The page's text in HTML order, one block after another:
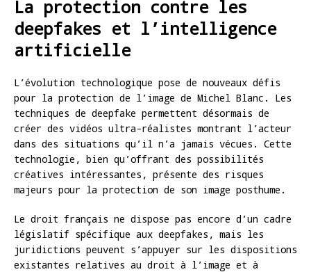
La protection contre les
deepfakes et l’intelligence
artificielle
L’évolution technologique pose de nouveaux défis
pour la protection de l’image de Michel Blanc. Les
techniques de deepfake permettent désormais de
créer des vidéos ultra-réalistes montrant l’acteur
dans des situations qu’il n’a jamais vécues. Cette
technologie, bien qu’offrant des possibilités
créatives intéressantes, présente des risques
majeurs pour la protection de son image posthume.
Le droit français ne dispose pas encore d’un cadre
législatif spécifique aux deepfakes, mais les
juridictions peuvent s’appuyer sur les dispositions
existantes relatives au droit à l’image et à